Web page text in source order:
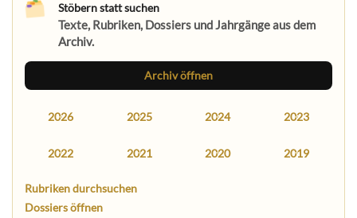
Stöbern statt suchen
Texte, Rubriken, Dossiers und Jahrgänge aus dem
Archiv.
Archiv öffnen
2026 2025 2024 2023
2022 2021 2020 2019
Rubriken durchsuchen
Dossiers öffnen